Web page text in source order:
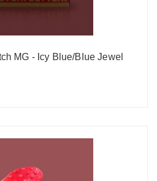
MG - Icy Blue/Blue Jewel